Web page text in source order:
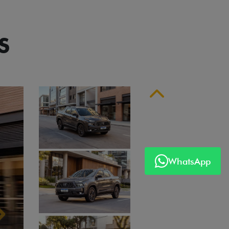
Anterior
WhatsApp